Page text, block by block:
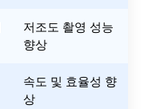
저조도 촬영 성능
향상
속도 및 효율성 향
상